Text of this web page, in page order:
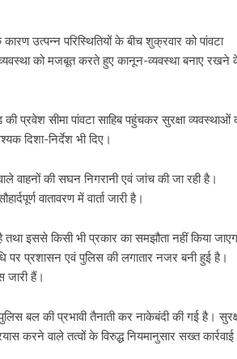
उत्पन्न परिस्थितियों के बीच शुक्रवार को पांवटा
व्यवस्था को मजबूत करते हुए कानून-व्यवस्था बनाए रखने
प्रवेश सीमा पांवटा साहिब पहुंचकर सुरक्षा व्यवस्थाओं
दिशा-निर्देश भी दिए।
वाहनों की सघन निगरानी एवं जांच की जा रही है।
वातावरण में वार्ता जारी है।
इससे किसी भी प्रकार का समझौता नहीं किया
पर प्रशासन एवं पुलिस की लगातार नजर बनी हुई है।
जारी हैं।
बल की प्रभावी तैनाती कर नाकेबंदी की गई है।
करने वाले तत्वों के विरुद्ध नियमानुसार सख्त कार्रवाई